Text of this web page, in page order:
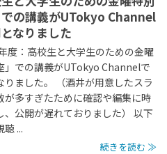
の講義がUTokyo Channel
なりました
度：高校生と大学生のための金曜
」での講義がUTokyo Channelで
りました。 （酒井が用意したスラ
が多すぎたために確認や編集に時
、公開が遅れておりました） 以下
聴 ...
続きを読む ≫